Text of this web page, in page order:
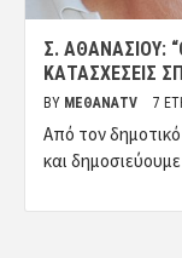
Σ. ΑΘΑΝΑΣΊΟΥ:
ΚΑΤΑΣΧΈΣΕΙΣ
BY ΜΈΘΑΝΑTV 7
Από τον
και